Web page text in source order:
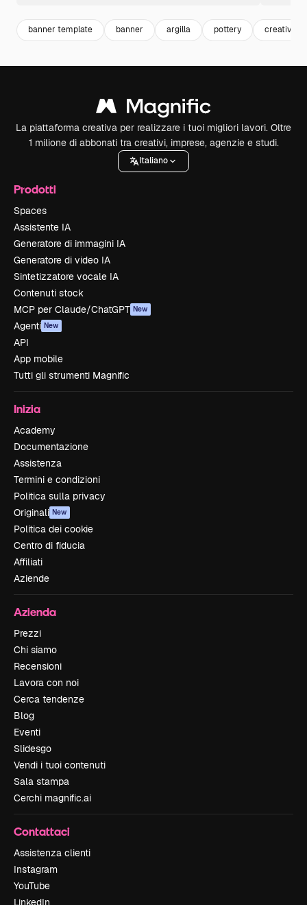
banner template banner argilla pottery creatività
La piattaforma creativa per realizzare i tuoi migliori lavori. Oltre
1 milione di abbonati tra creativi, imprese, agenzie e studi.
Italiano
Prodotti
Spaces
Assistente IA
Generatore di immagini IA
Generatore di video IA
Sintetizzatore vocale IA
Contenuti stock
MCP per Claude/ChatGPT New
Agenti New
API
App mobile
Tutti gli strumenti Magnific
Inizia
Academy
Documentazione
Assistenza
Termini e condizioni
Politica sulla privacy
Originali New
Politica dei cookie
Centro di fiducia
Affiliati
Aziende
Azienda
Prezzi
Chi siamo
Recensioni
Lavora con noi
Cerca tendenze
Blog
Eventi
Slidesgo
Vendi i tuoi contenuti
Sala stampa
Cerchi magnific.ai
Contattaci
Assistenza clienti
Instagram
YouTube
LinkedIn